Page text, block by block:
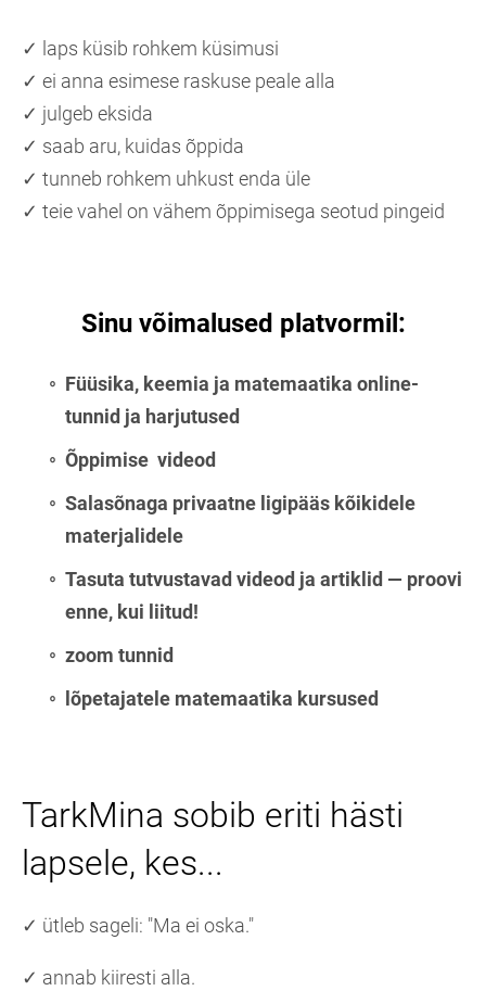
✓ laps küsib rohkem küsimusi
✓ ei anna esimese raskuse peale alla
✓ julgeb eksida
✓ saab aru, kuidas õppida
✓ tunneb rohkem uhkust enda üle
✓ teie vahel on vähem õppimisega seotud pingeid
Sinu võimalused platvormil:
Füüsika, keemia ja matemaatika online-
tunnid ja harjutused
Õppimise videod
Salasõnaga privaatne ligipääs kõikidele
materjalidele
Tasuta tutvustavad videod ja artiklid — proovi
enne, kui liitud!
zoom tunnid
lõpetajatele matemaatika kursused
TarkMina sobib eriti hästi
lapsele, kes...
✓ ütleb sageli: "Ma ei oska."
✓ annab kiiresti alla.